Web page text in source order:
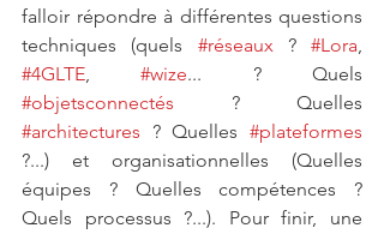
falloir répondre à différentes questions
techniques (quels #réseaux ? #Lora
#4GLTE, #wize
#objetsconnectés
#architectures ? Quelles #plateformes
?...) et organisationnelles (Quelles
équipes ? Quelles compétences ?
Quels processus ?...). Pour finir, une